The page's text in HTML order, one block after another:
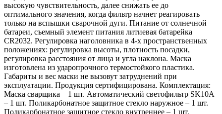
высокую чувствительность, далее снижать ее до
оптимального значения, когда фильтр начнет реагировать
только на вспышки сварочной дуги. Питание от солнечной
батареи, съемный элемент питания литиевая батарейка
CR2032. Регулировка наголовника в 4-х пространственных
положениях: регулировка высоты, плотность посадки,
регулировка расстояния от лица и угла наклона. Маска
изготовлена из ударопрочного термостойкого пластика.
Габариты и вес маски не вызовут затруднений при
эксплуатации. Продукция сертифицирована. Комплектация:
Маска сварщика – 1 шт. Автоматический светофильтр SK10A
– 1 шт. Поликарбонатное защитное стекло наружное – 1 шт.
Поликарбонатное защитное стекло внутреннее – 1 шт.